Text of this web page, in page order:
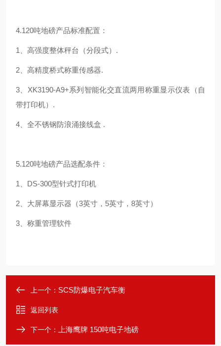
4.120吨地磅产品标准配置：
1、高强度整体秤台（分段式）.
2、高精度桥式称重传感器.
3、XK3190-A9+系列智能化交直流两用称重显示仪表（自
带打印机）.
4、全不锈钢防浪涌接线盒 .
5.120吨地磅产品选配条件：
1、DS-300型针式打印机
2、大屏幕显示器（3英寸，5英寸，8英寸）
3、称重管理软件
上一个： SCS防爆电子汽车衡
返回列表
下一个： 上海鹰牌 150吨电子地磅